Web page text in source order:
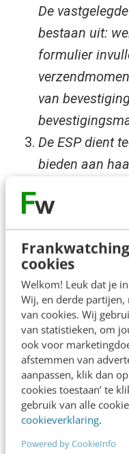
cookies
Welkom! Leuk dat je
Wij, en derde partijen,
van cookies. Wij
van statistieken, om
ook voor
afstemmen van
aanpassen, klik dan op
cookies toestaan’ te
gebruik van alle
cookieverklaring.
Powered by CookieInfo
De
bestaan uit:
formulier
van
De ESP dient
bieden aan
periode te
maanden
de
verloren.
Uiteraard is jou als
gelegen om
wensen van
gegeven om e-
Daarnaast is het
de verzender van
duidelijk is onder